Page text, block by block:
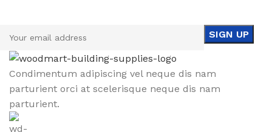
Condimentum adipiscing vel neque dis nam
parturient orci at scelerisque neque dis nam
parturient.